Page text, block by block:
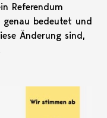
Referendum
genau bedeutet und
Änderung sind,